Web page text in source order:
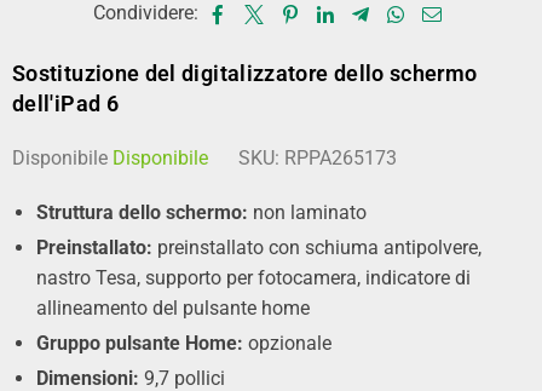
Condividere:
Sostituzione del digitalizzatore dello schermo
dell'iPad 6
Disponibile Disponibile SKU: RPPA265173
Struttura dello schermo: non laminato
Preinstallato: preinstallato con schiuma antipolvere,
nastro Tesa, supporto per fotocamera, indicatore di
allineamento del pulsante home
Gruppo pulsante Home: opzionale
Dimensioni: 9,7 pollici